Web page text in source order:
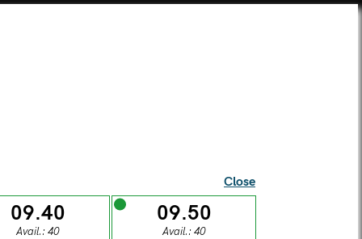
Alberti Temple
Close
09.40
Avail.: 40
09.50
Avail.: 40